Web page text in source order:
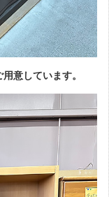
意しています。